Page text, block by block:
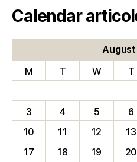
Calendar
M
T W T
3
4 5 6
10
11 12 13
17
18 19 20